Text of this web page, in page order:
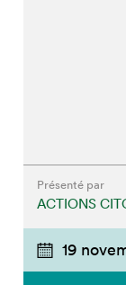
Présenté par
ACTIONS
19